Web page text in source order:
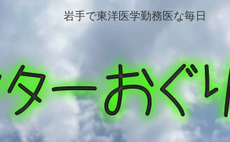
岩手で東洋医学勤務医な毎日